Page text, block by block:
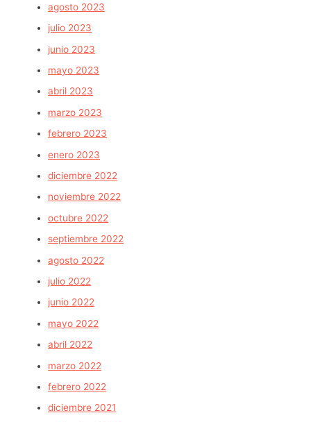
agosto 2023
julio 2023
junio 2023
mayo 2023
abril 2023
marzo 2023
febrero 2023
enero 2023
diciembre 2022
noviembre 2022
octubre 2022
septiembre 2022
agosto 2022
julio 2022
junio 2022
mayo 2022
abril 2022
marzo 2022
febrero 2022
diciembre 2021